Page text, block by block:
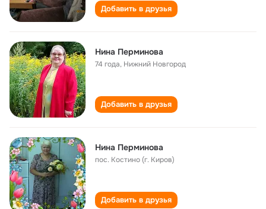
Добавить в друзья
Нина Перминова
74 года, Нижний Новгород
Добавить в друзья
Нина Перминова
пос. Костино (г. Киров)
Добавить в друзья